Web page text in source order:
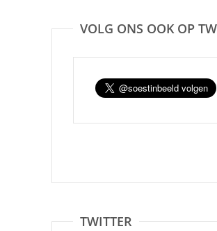
VOLG ONS OOK OP
TWITTER